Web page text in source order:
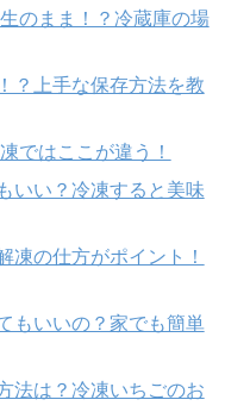
のまま！？冷蔵庫の場
？上手な保存方法を教
ではここが違う！
いい？冷凍すると美味
凍の仕方がポイント！
もいいの？家でも簡単
法は？冷凍いちごのお